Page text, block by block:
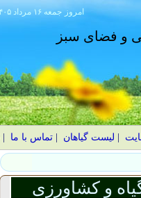
۱۴۰۵ جمعه ۱۶ مرداد امروز
و فضای سبز
لیست گیاهان |تماس با ما
و کشاورزی